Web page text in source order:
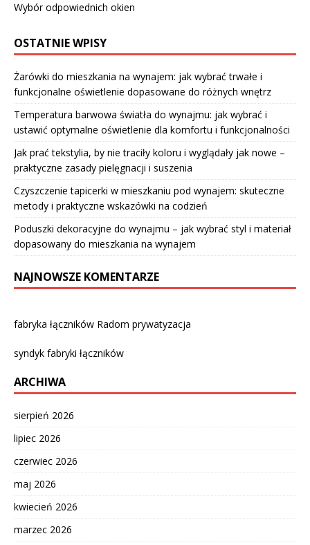
Wybór odpowiednich okien
OSTATNIE WPISY
Żarówki do mieszkania na wynajem: jak wybrać trwałe i
funkcjonalne oświetlenie dopasowane do różnych wnętrz
Temperatura barwowa światła do wynajmu: jak wybrać i
ustawić optymalne oświetlenie dla komfortu i funkcjonalności
Jak prać tekstylia, by nie traciły koloru i wyglądały jak nowe –
praktyczne zasady pielęgnacji i suszenia
Czyszczenie tapicerki w mieszkaniu pod wynajem: skuteczne
metody i praktyczne wskazówki na codzień
Poduszki dekoracyjne do wynajmu – jak wybrać styl i materiał
dopasowany do mieszkania na wynajem
NAJNOWSZE KOMENTARZE
fabryka łączników Radom prywatyzacja
syndyk fabryki łączników
ARCHIWA
sierpień 2026
lipiec 2026
czerwiec 2026
maj 2026
kwiecień 2026
marzec 2026